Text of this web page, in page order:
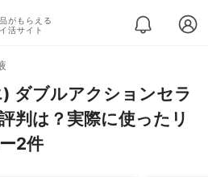
がもらえる
活サイト
ダブルアクションセラ
判は？実際に使ったリ
2件